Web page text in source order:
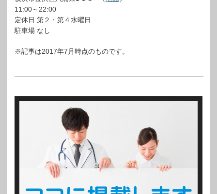
11:00～22:00
定休日 第２・第４水曜日
駐車場 なし
※記事は2017年7月時点のものです。